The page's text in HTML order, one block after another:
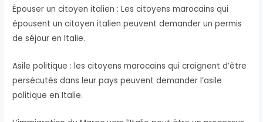
Épouser un citoyen italien : Les citoyens marocains qui
épousent un citoyen italien peuvent demander un permis
de séjour en Italie.
Asile politique : les citoyens marocains qui craignent d’être
persécutés dans leur pays peuvent demander l’asile
politique en Italie.